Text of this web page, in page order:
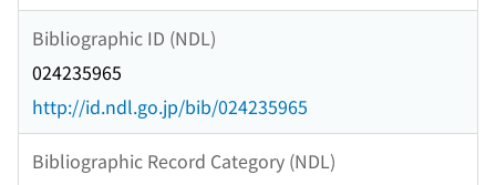
Bibliographic ID (NDL)
024235965
http://id.ndl.go.jp/bib/024235965
Bibliographic Record Category (NDL)